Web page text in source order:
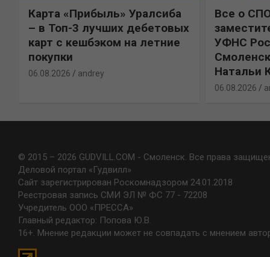
Карта «Прибыль» Уралсиба
– в Топ-3 лучших дебетовых
карт с кешбэком на летние
покупки
06.08.2026 andrey
Все о
УФНС
Натальи
06.08.2026
© 2015 – 2026 GUDVILL.COM - Смоленск. Все права
Деловой портал «Гудвилл»
Сайт зарегистрирован Роскомнадзором 24.01.2018
Реестровая запись СМИ ЭЛ № ФС 77 - 72208
Учредитель ООО «ПРЕССА»
Главный редактор: Попова Ю.В.
16+. Мнение редакции может не совпадать с мнением